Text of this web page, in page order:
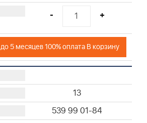
- +
5 месяцев 100% оплата В корзину
13
539 99 01-84